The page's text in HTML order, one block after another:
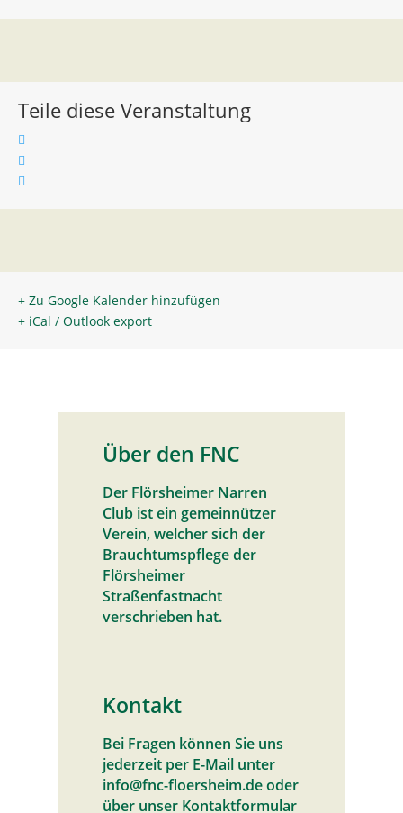
Teile diese Veranstaltung
+ Zu Google Kalender hinzufügen
+ iCal / Outlook export
Über den FNC
Der Flörsheimer Narren
Club ist ein gemeinnützer
Verein, welcher sich der
Brauchtumspflege der
Flörsheimer
Straßenfastnacht
verschrieben hat.
Kontakt
Bei Fragen können Sie uns
jederzeit per E-Mail unter
info@fnc-floersheim.de oder
über unser Kontaktformular